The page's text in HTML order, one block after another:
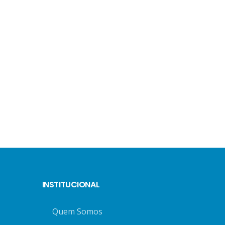
INSTITUCIONAL
Quem Somos